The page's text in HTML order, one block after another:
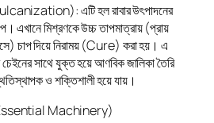
এটি হল রাবার উৎপাদনের
এখানে মিশ্রণকে উচ্চ তাপমাত্রায় (প্রায়
চাপ দিয়ে নিরাময় (Cure) করা হয়। এ
সাথে যুক্ত হয়ে আণবিক জালিকা তৈরি
ও শক্তিশালী হয়ে যায়।
(Essential Machinery)